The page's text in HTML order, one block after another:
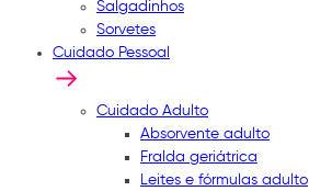
Salgadinhos
Sorvetes
Cuidado Pessoal
Cuidado Adulto
Absorvente adulto
Fralda geriátrica
Leites e fórmulas adulto